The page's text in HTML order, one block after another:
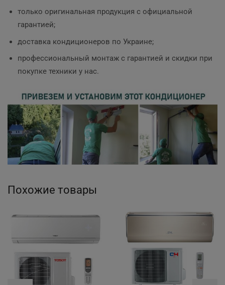
только оригинальная продукция с официальной
гарантией;
доставка кондиционеров по Украине;
профессиональный монтаж с гарантией и скидки при
покупке техники у нас.
Похожие товары